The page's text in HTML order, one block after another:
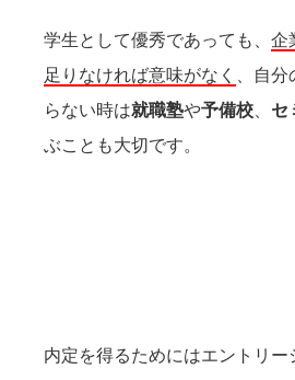
学生として優秀であっても、 企
足りなければ意味がなく 、自分
らない時は就職塾や予備校、 セ
ぶことも大切です。
内定を得るためにはエントリー